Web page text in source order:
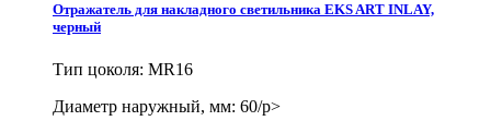
Отражатель для накладного светильника EKS ART INLAY,
черный
Тип цоколя: MR16
Диаметр наружный, мм: 60/p>